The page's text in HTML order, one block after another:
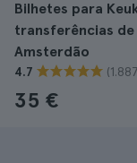
Bilhetes para
transferências
Amsterdão
4.7
35 €